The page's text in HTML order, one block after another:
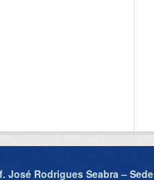
José Rodrigues Seabra – Sede